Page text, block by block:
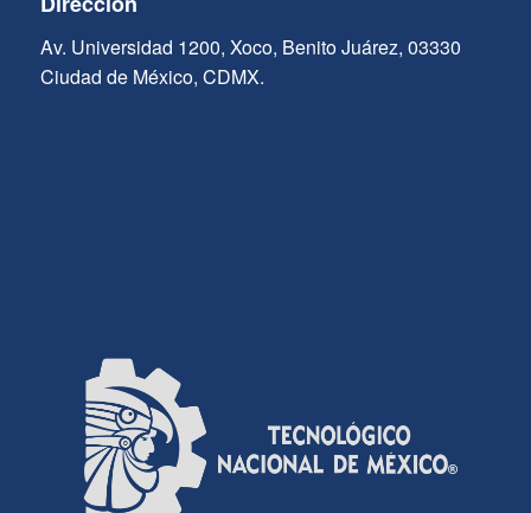
Av. Universidad 1200, Xoco, Benito Juárez, 03330
Ciudad de México, CDMX.